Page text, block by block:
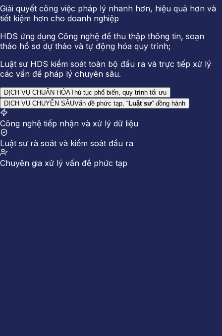
Giải quyết công việc pháp lý nhanh hơn, hiệu quả hơn và
tiết kiệm hơn cho doanh nghiệp
HDS ứng dụng Công nghệ để thu thập thông tin, soạn
thảo hồ sơ dự thảo và tự động hóa quy trình;
Luật sư HDS kiểm soát toàn bộ đầu ra và trực tiếp xử lý
các vấn đề pháp lý chuyên sâu.
DỊCH VỤ CHUẨN HÓAThủ tục phổ biến, quy trình tối ưu
DỊCH VỤ CHUYÊN SÂUVấn đề phức tạp, “Luật sư” đồng hành
Công nghệ tiếp nhận và xử lý dữ liệu
Luật sư rà soát và kiểm soát đầu ra
Chuyên gia xử lý vấn đề phức tạp